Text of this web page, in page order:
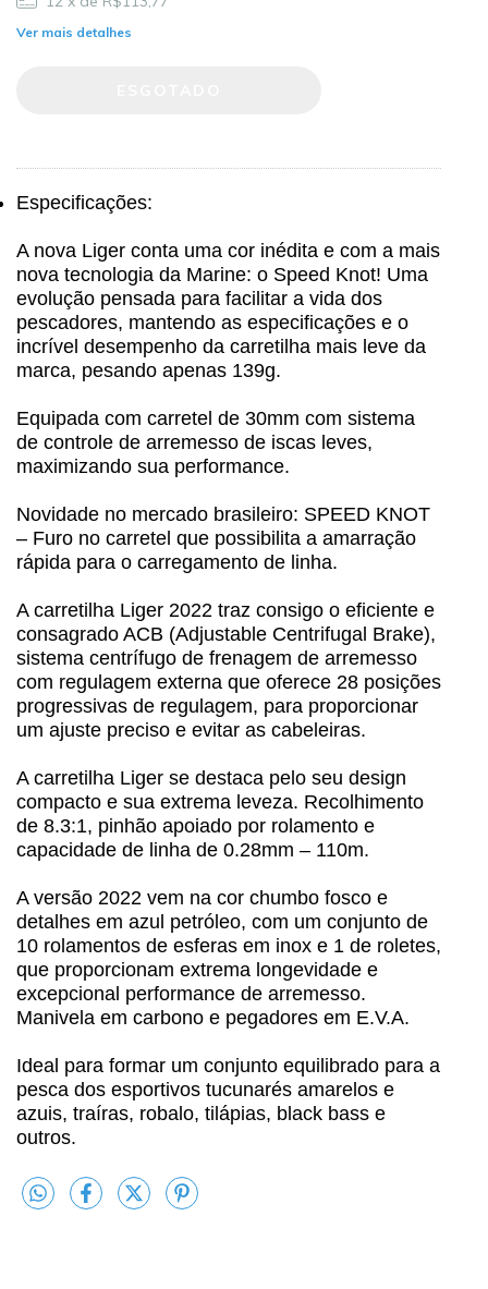
Ver mais detalhes
Especificações:
A nova Liger conta uma cor inédita e com a mais
nova tecnologia da Marine: o Speed Knot! Uma
evolução pensada para facilitar a vida dos
pescadores, mantendo as especificações e o
incrível desempenho da carretilha mais leve da
marca, pesando apenas 139g.
Equipada com carretel de 30mm com sistema
de controle de arremesso de iscas leves,
maximizando sua performance.
Novidade no mercado brasileiro: SPEED KNOT
– Furo no carretel que possibilita a amarração
rápida para o carregamento de linha.
A carretilha Liger 2022 traz consigo o eficiente e
consagrado ACB (Adjustable Centrifugal Brake),
sistema centrífugo de frenagem de arremesso
com regulagem externa que oferece 28 posições
progressivas de regulagem, para proporcionar
um ajuste preciso e evitar as cabeleiras.
A carretilha Liger se destaca pelo seu design
compacto e sua extrema leveza. Recolhimento
de 8.3:1, pinhão apoiado por rolamento e
capacidade de linha de 0.28mm – 110m.
A versão 2022 vem na cor chumbo fosco e
detalhes em azul petróleo, com um conjunto de
10 rolamentos de esferas em inox e 1 de roletes,
que proporcionam extrema longevidade e
excepcional performance de arremesso.
Manivela em carbono e pegadores em E.V.A.
Ideal para formar um conjunto equilibrado para a
pesca dos esportivos tucunarés amarelos e
azuis, traíras, robalo, tilápias, black bass e
outros.